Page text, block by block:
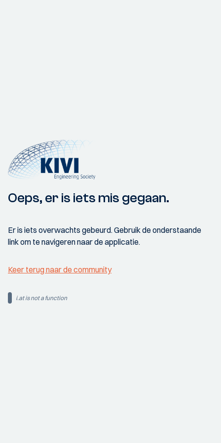
Oeps, er is iets mis gegaan.
Er is iets overwachts gebeurd. Gebruik de onderstaande
link om te navigeren naar de applicatie.
Keer terug naar de community
i.at is not a function